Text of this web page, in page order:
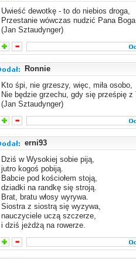
Uwieść dewotkę - to do niebios droga,
Przestanie wówczas nudzić Pana
(Jan Sztaudynger)
Ronnie
Kto śpi, nie grzeszy, więc, miła osobo,
Nie będzie grzechu, gdy się prześpię z
(Jan Sztaudynger)
erni93
Dziś w Wysokiej sobie piją,
jutro kogoś pobiją.
Babcie pod kościołem stoją,
dziadki na randkę się stroją.
Brat, bratu włosy wyrywa.
Siostra z siostrą się wyzywa,
nauczyciele uczą szczerze,
i dziś jeżdżą na rowerze.